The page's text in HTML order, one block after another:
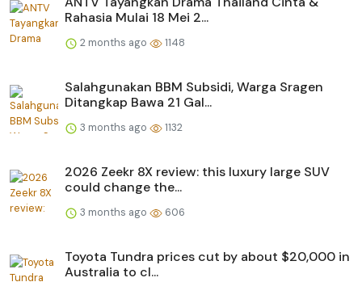
Rahasia Mulai 18 Mei 2...
2 months ago 1148
Salahgunakan BBM Subsidi, Warga Sragen
Ditangkap Bawa 21 Gal...
3 months ago 1132
2026 Zeekr 8X review: this luxury large SUV
could change the...
3 months ago 606
Toyota Tundra prices cut by about $20,000 in
Australia to cl...